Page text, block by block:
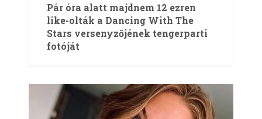
Pár óra alatt majdnem 12 ezren
like-olták a Dancing With The
Stars versenyzőjének tengerparti
fotóját